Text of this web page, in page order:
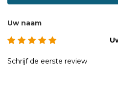
Uw naam
Schrijf de eerste review